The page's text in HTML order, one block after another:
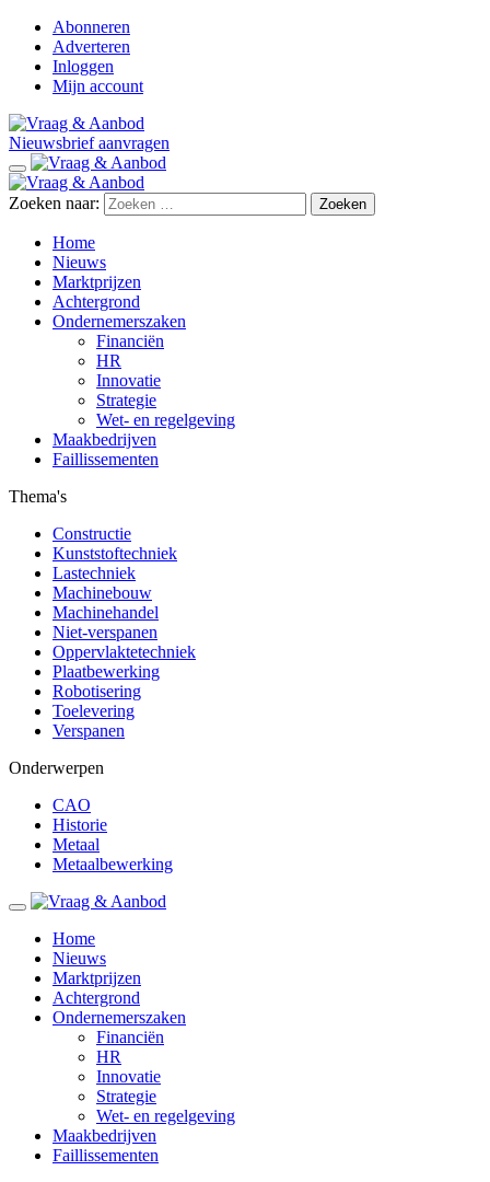
Abonneren
Adverteren
Inloggen
Mijn account
Nieuwsbrief aanvragen
Zoeken naar:
Home
Nieuws
Marktprijzen
Achtergrond
Ondernemerszaken
Financiën
HR
Innovatie
Strategie
Wet- en regelgeving
Maakbedrijven
Faillissementen
Thema's
Constructie
Kunststoftechniek
Lastechniek
Machinebouw
Machinehandel
Niet-verspanen
Oppervlaktetechniek
Plaatbewerking
Robotisering
Toelevering
Verspanen
Onderwerpen
CAO
Historie
Metaal
Metaalbewerking
Home
Nieuws
Marktprijzen
Achtergrond
Ondernemerszaken
Financiën
HR
Innovatie
Strategie
Wet- en regelgeving
Maakbedrijven
Faillissementen